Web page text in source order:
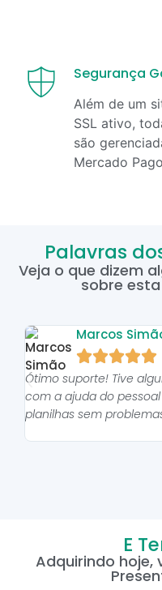
Segurança
Além de um
SSL ativo,
são
Mercado
Palavras
Veja o que dizem
sobre
Marcos

Ótimo suporte! Tive
com a ajuda do
planilhas sem
E
Adquirindo hoje,